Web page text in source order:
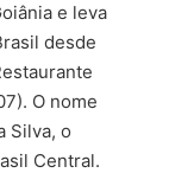
e leva
desde
O nome
Silva, o
Central.